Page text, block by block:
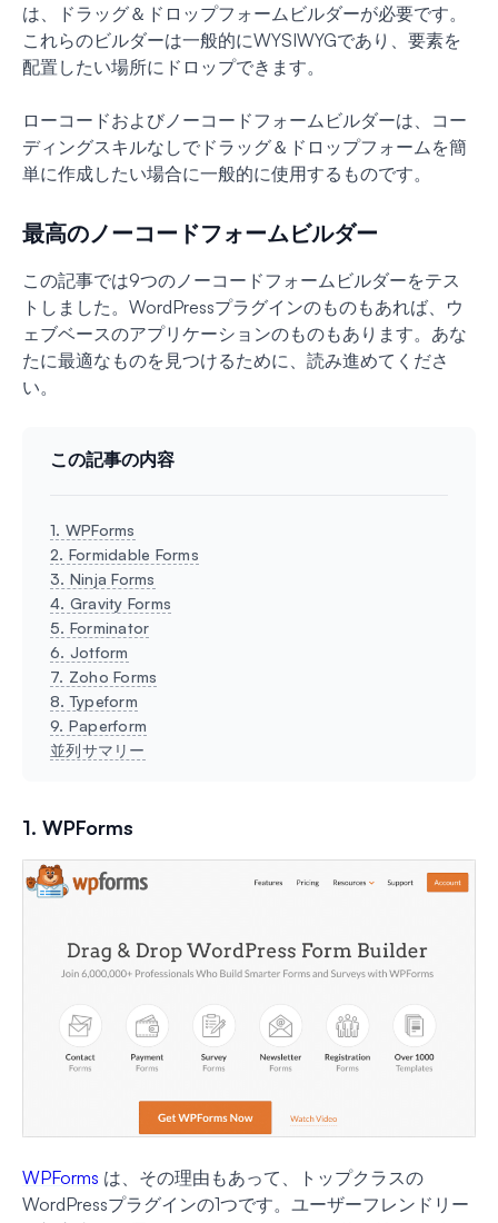
は、ドラッグ＆ドロップフォームビルダーが必要です。
これらのビルダーは一般的にWYSIWYGであり、要素を
配置したい場所にドロップできます。
ローコードおよびノーコードフォームビルダーは、コー
ディングスキルなしでドラッグ＆ドロップフォームを簡
単に作成したい場合に一般的に使用するものです。
最高のノーコードフォームビルダー
この記事では9つのノーコードフォームビルダーをテス
トしました。WordPressプラグインのものもあれば、ウ
ェブベースのアプリケーションのものもあります。あな
たに最適なものを見つけるために、読み進めてくださ
い。
この記事の内容
1. WPForms
2. Formidable Forms
3. Ninja Forms
4. Gravity Forms
5. Forminator
6. Jotform
7. Zoho Forms
8. Typeform
9. Paperform
並列サマリー
1. WPForms
WPForms は、その理由もあって、トップクラスの
WordPressプラグインの1つです。ユーザーフレンドリー